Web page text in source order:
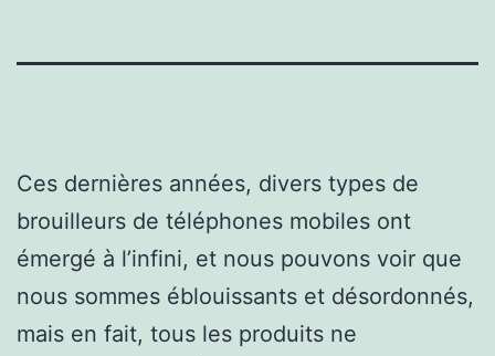
Ces dernières années, divers types de
brouilleurs de téléphones mobiles ont
émergé à l’infini, et nous pouvons voir que
nous sommes éblouissants et désordonnés,
mais en fait, tous les produits ne